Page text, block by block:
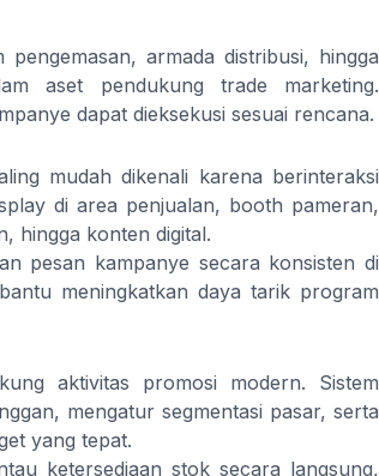
armada distribusi, hingga
aset pendukung trade marketing.
dapat dieksekusi sesuai rencana.
mudah dikenali karena berinteraksi
di area penjualan, booth pameran,
hingga konten digital.
pesan kampanye secara konsisten di
meningkatkan daya tarik program
aktivitas promosi modern. Sistem
mengatur segmentasi pasar, serta
yang tepat.
ketersediaan stok secara langsung,